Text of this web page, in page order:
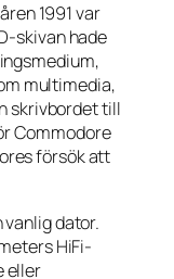
1991 var
skivan hade
multimedia,
skrivbordet till
Commodore
försök att
vanlig dator.
HiFi-
eller